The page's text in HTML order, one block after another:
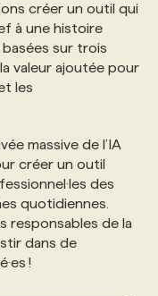
créer un outil qui
à une histoire
sur trois
valeur ajoutée pour
les
massive de l’IA
créer un outil
des
quotidiennes.
responsables de la
dans de
!